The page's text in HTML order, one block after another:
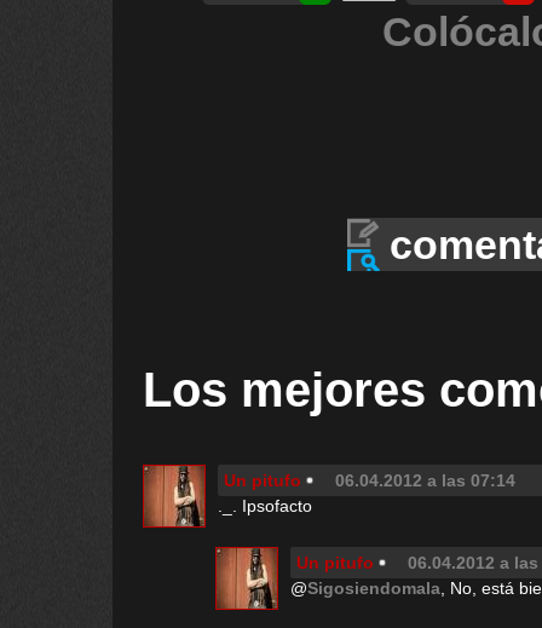
Los mejores
Un pitufo
06.04.2012 a las 07:14
._. Ipsofacto
Un pitufo
06.04.2012 a
@Sigosiendomala , No, está